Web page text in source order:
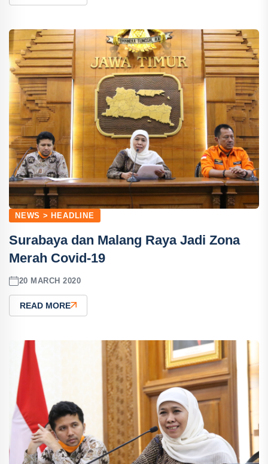
NEWS > HEADLINE
Surabaya dan Malang Raya Jadi Zona
Merah Covid-19
20 MARCH 2020
READ MORE